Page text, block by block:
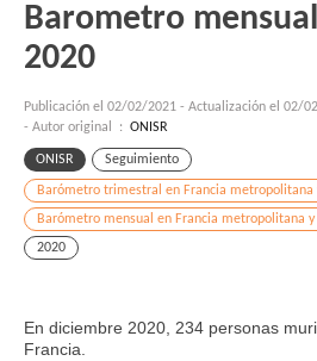
Barometro
2020
Publicación el 02/02/2021 - Actualización el 02/
- Autor original : ONISR
ONISR Seguimiento
Barómetro trimestral en Francia
Barómetro mensual en Francia metropolitana
2020
En diciembre 2020, 234 personas
Francia.